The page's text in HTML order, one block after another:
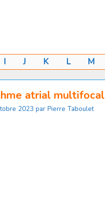
I J K L M
atrial multifocal
2023 par Pierre Taboulet